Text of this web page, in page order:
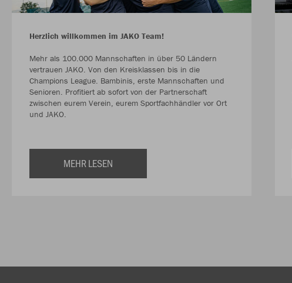
Herzlich willkommen im JAKO Team!
Mehr als 100.000 Mannschaften in über 50 Ländern
vertrauen JAKO. Von den Kreisklassen bis in die
Champions League. Bambinis, erste Mannschaften und
Senioren. Profitiert ab sofort von der Partnerschaft
zwischen eurem Verein, eurem Sportfachhändler vor Ort
und JAKO.
MEHR LESEN